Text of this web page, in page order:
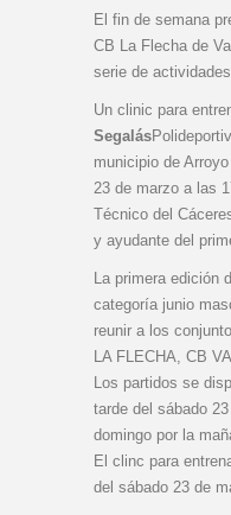
El fin de semana
CB La Flecha de
serie de
Un clinic para
Segalás
municipio de
23 de marzo a las
Técnico del
y ayudante del
La primera edición
categoría junio
reunir a los
LA FLECHA, CB
Los partidos se
tarde del sábado
domingo por la
El clinc para
del sábado 23 de